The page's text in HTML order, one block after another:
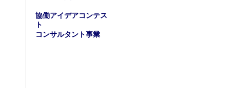
協働アイデアコンテス
ト
コンサルタント事業